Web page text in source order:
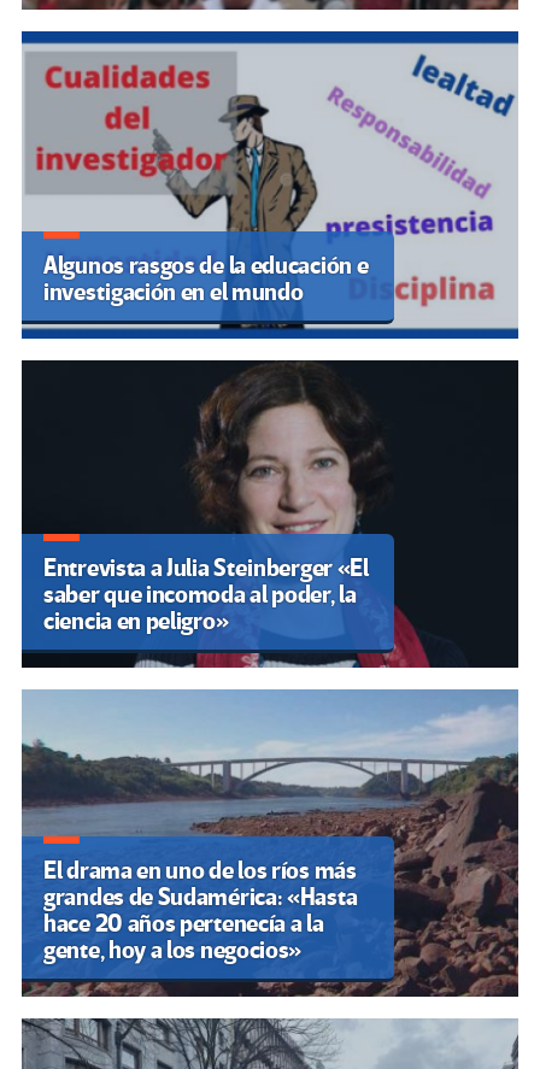
Algunos rasgos de la educación e
investigación en el mundo
Entrevista a Julia Steinberger «El
saber que incomoda al poder, la
ciencia en peligro»
El drama en uno de los ríos más
grandes de Sudamérica: «Hasta
hace 20 años pertenecía a la
gente, hoy a los negocios»